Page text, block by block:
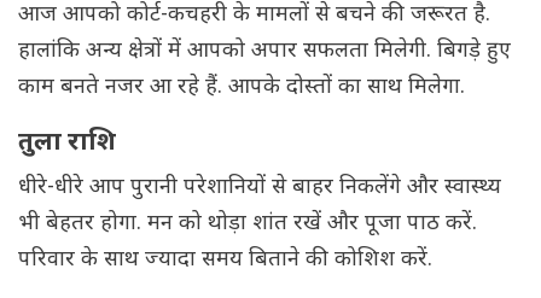
आज आपको कोर्ट-कचहरी के मामलों से बचने की जरूरत है.
हालांकि अन्य क्षेत्रों में आपको अपार सफलता मिलेगी. बिगड़े हुए
काम बनते नजर आ रहे हैं. आपके दोस्तों का साथ मिलेगा.
तुला राशि
धीरे-धीरे आप पुरानी परेशानियों से बाहर निकलेंगे और स्वास्थ्य
भी बेहतर होगा. मन को थोड़ा शांत रखें और पूजा पाठ करें.
परिवार के साथ ज्यादा समय बिताने की कोशिश करें.